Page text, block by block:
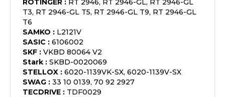
ROTINGER : RT 2946, RT 2946-GL, RT 2946-GL
T3, RT 2946-GL T5, RT 2946-GL T9, RT 2946-GL
T6
SAMKO : L2121V
SASIC : 6106002
SKF : VKBD 80064 V2
Stark : SKBD-0020069
STELLOX : 6020-1139VK-SX, 6020-1139V-SX
SWAG : 33 10 0139, 70 92 2927
TECDRIVE : TDF0029